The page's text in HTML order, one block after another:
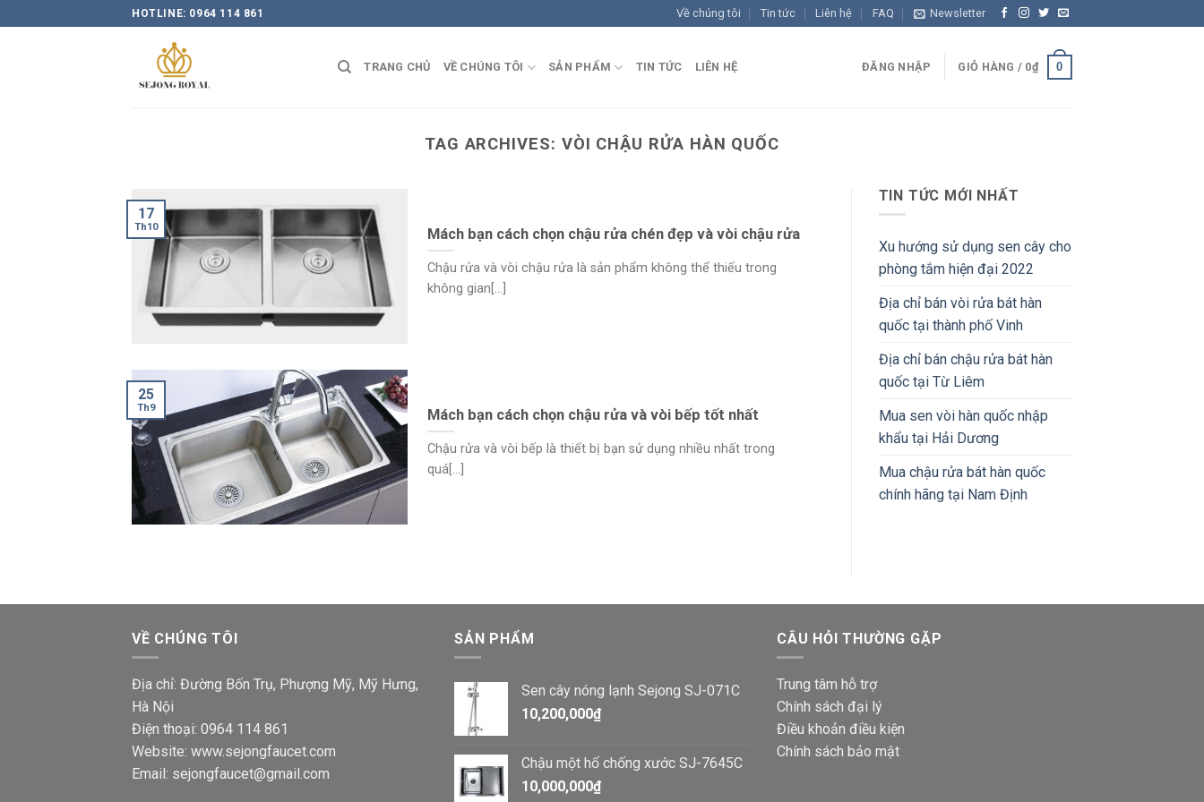
HOTLINE: 0964 114 861 Về chúng tôi Tin tức Liên hệ FAQ Newsletter
TRANG CHỦ VỀ CHÚNG TÔI SẢN PHẨM TIN TỨC LIÊN HỆ ĐĂNG NHẬP GIỎ HÀNG / 0₫ 0
TAG ARCHIVES: VÒI CHẬU RỬA HÀN QUỐC
Mách bạn cách chọn chậu rửa chén đẹp và vòi chậu rửa
Chậu rửa và vòi chậu rửa là sản phẩm không thể thiếu trong
không gian[...]
17
Th10
Mách bạn cách chọn chậu rửa và vòi bếp tốt nhất
Chậu rửa và vòi bếp là thiết bị bạn sử dụng nhiều nhất trong
quá[...]
25
Th9
TIN TỨC MỚI NHẤT
Xu hướng sử dụng sen cây cho
phòng tắm hiện đại 2022
Địa chỉ bán vòi rửa bát hàn
quốc tại thành phố Vinh
Địa chỉ bán chậu rửa bát hàn
quốc tại Từ Liêm
Mua sen vòi hàn quốc nhập
khẩu tại Hải Dương
Mua chậu rửa bát hàn quốc
chính hãng tại Nam Định
VỀ CHÚNG TÔI
Địa chỉ: Đường Bốn Trụ, Phượng Mỹ, Mỹ Hưng,
Hà Nội
Điện thoại: 0964 114 861
Website: www.sejongfaucet.com
Email: sejongfaucet@gmail.com
SẢN PHẨM
Sen cây nóng lạnh Sejong SJ-071C
10,200,000₫
Chậu một hố chống xước SJ-7645C
10,000,000₫
CÂU HỎI THƯỜNG GẶP
Trung tâm hỗ trợ
Chính sách đại lý
Điều khoản điều kiện
Chính sách bảo mật